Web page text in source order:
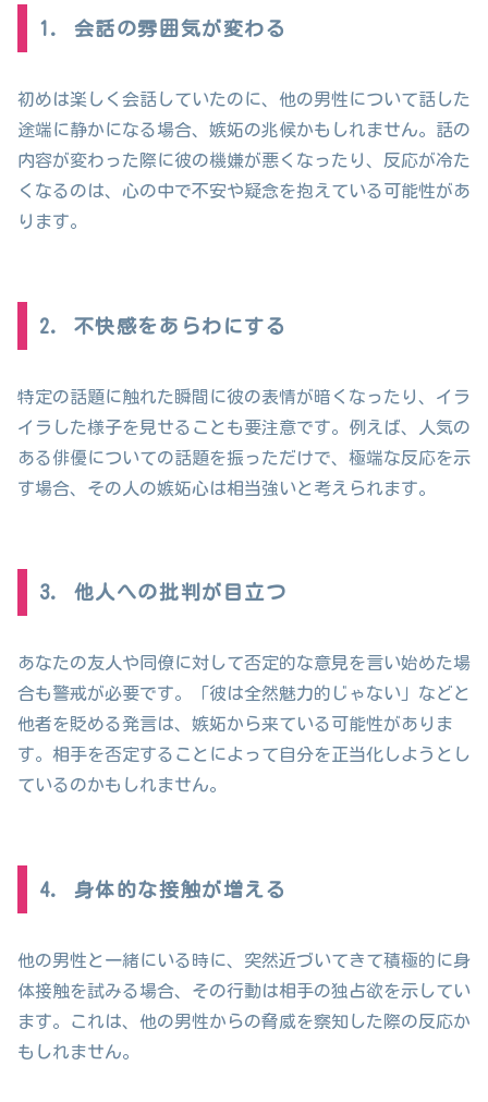
1. 会話の雰囲気が変わる
初めは楽しく会話していたのに、他の男性について話した
途端に静かになる場合、嫉妬の兆候かもしれません。話の
内容が変わった際に彼の機嫌が悪くなったり、反応が冷た
くなるのは、心の中で不安や疑念を抱えている可能性があ
ります。
2. 不快感をあらわにする
特定の話題に触れた瞬間に彼の表情が暗くなったり、イラ
イラした様子を見せることも要注意です。例えば、人気の
ある俳優についての話題を振っただけで、極端な反応を示
す場合、その人の嫉妬心は相当強いと考えられます。
3. 他人への批判が目立つ
あなたの友人や同僚に対して否定的な意見を言い始めた場
合も警戒が必要です。「彼は全然魅力的じゃない」などと
他者を貶める発言は、嫉妬から来ている可能性がありま
す。相手を否定することによって自分を正当化しようとし
ているのかもしれません。
4. 身体的な接触が増える
他の男性と一緒にいる時に、突然近づいてきて積極的に身
体接触を試みる場合、その行動は相手の独占欲を示してい
ます。これは、他の男性からの脅威を察知した際の反応か
もしれません。